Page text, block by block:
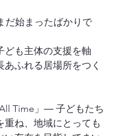
だ始まったばかりで
ども主体の支援を軸
あふれる居場所をつく
All Time」― 子どもたち
重ね、地域にとっても